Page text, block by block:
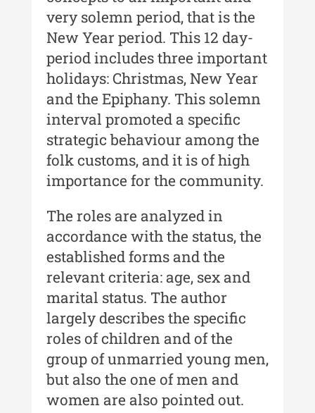
XXII / 2016
Indexul Complet
Anuarul Muzeului Etnografic al
Moldovei
Anuarul Muzeului Etnografic al
Moldovei - XXII / 2022
Anuarul Muzeului Etnografic al
Moldovei - XXI / 2021
Anuarul Muzeului Etnografic al
Moldovei - XX / 2020
Indexul Complet
Buletinul Muzeului Științei și
Tehnicii ”Ștefan Procopiu”
Buletinul Muzeului Științei și
Tehnicii ”Ștefan Procopiu” - An
XV / Nr. 15 / 2021
Buletinul Muzeului Științei și
very solemn period, that is the
New Year period. This 12 day-
period includes three important
holidays: Christmas, New Year
and the Epiphany. This solemn
interval promoted a specific
strategic behaviour among the
folk customs, and it is of high
importance for the community.
The roles are analyzed in
accordance with the status, the
established forms and the
relevant criteria: age, sex and
marital status. The author
largely describes the specific
roles of children and of the
group of unmarried young men,
but also the one of men and
women are also pointed out.